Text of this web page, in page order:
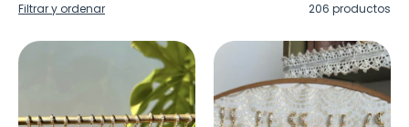
Filtrar y ordenar 206 productos